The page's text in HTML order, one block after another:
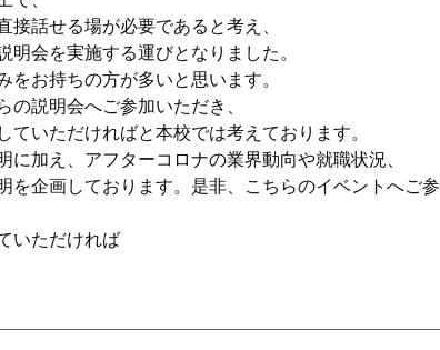
話せる場が必要であると考え、
会を実施する運びとなりました。
お持ちの方が多いと思います。
説明会へご参加いただき、
いただければと本校では考えております。
加え、アフターコロナの業界動向や就職状況、
を企画しております。是非、こちらのイベントへご参
いただければ